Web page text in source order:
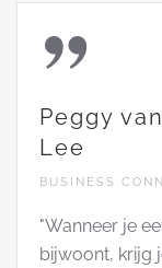
Peggy
Lee
BUSINESS
"Wanneer je
bijwoont, krijg